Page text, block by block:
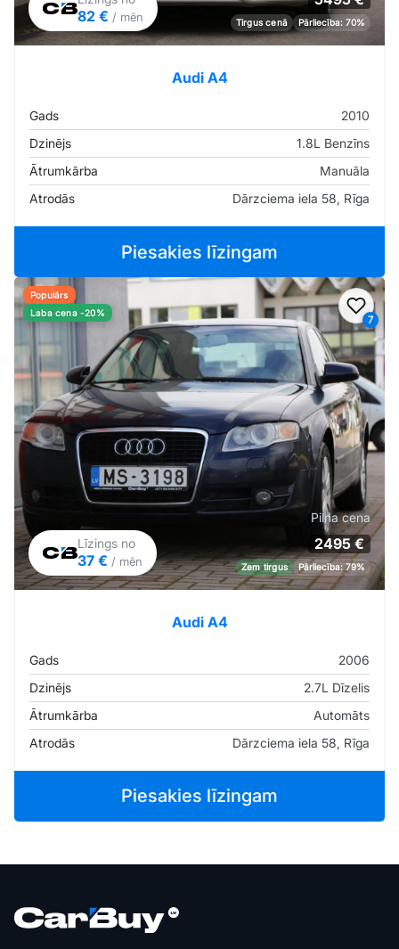
82 € / mēn Tirgus cenā Pārliecība: 70%
Audi A4
Gads
2010
Dzinējs
1.8L Benzīns
Ātrumkārba
Manuāla
Atrodās
Dārzciema iela 58, Rīga
Piesakies līzingam
7
Populārs
Laba cena -20%
Līzings no
37 € / mēn
Pilna cena
2495 €
Zem tirgus Pārliecība: 79%
Audi A4
Gads
2006
Dzinējs
2.7L Dīzelis
Ātrumkārba
Automāts
Atrodās
Dārzciema iela 58, Rīga
Piesakies līzingam